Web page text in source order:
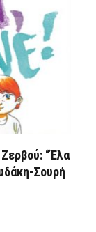
“Έλα
Σουρή